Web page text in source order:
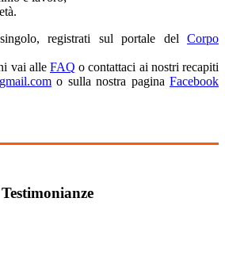
registrati sul portale del Corpo
vai alle FAQ o contattaci ai nostri recapiti
o sulla nostra pagina Facebook
Testimonianze